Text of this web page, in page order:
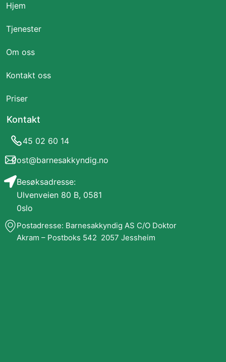
Hjem
Tjenester
Om oss
Kontakt oss
Priser
Kontakt
45 02 60 14
Post@barnesakkyndig.no
Besøksadresse:
Ulvenveien 80 B, 0581
0slo
Postadresse: Barnesakkyndig AS C/O Doktor
Akram – Postboks 542 2057 Jessheim